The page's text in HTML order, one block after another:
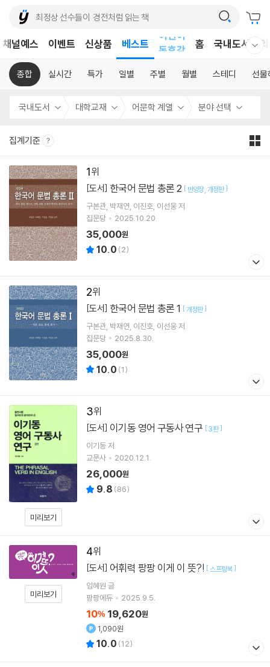
채널예스 이벤트 신상품 베스트
독후감
홈 국내도서
종합 실시간 특가 일별 주별 월별 스테디 선물
국내도서 대학교재 어문학 계열 분야 선택
집계기준
1
[도서] 한국어 문법 총론 2 [ 반양장 개정판]
구본관 박재연 이진호 이선웅저
집문당
2025.10.20.
35,000원
10.0 (2)
2
[도서] 한국어 문법 총론 1 [개정판]
구본관 박재연 이진호 이선웅저
집문당
2025.8.30.
35,000원
10.0 (1)
3
미리보기
[도서] 이기동 영어 구동사 연구 [3판]
이기동저
교문사
2020.12.1.
26,000원
9.8 (86)
4
미리보기
[도서] 어휘력 팡팡 이게 이 뜻?! [스프링북]
임혜원 글
팡팡에듀
2025.9.5.
10% 19,620원
1,090원
10.0 (12)